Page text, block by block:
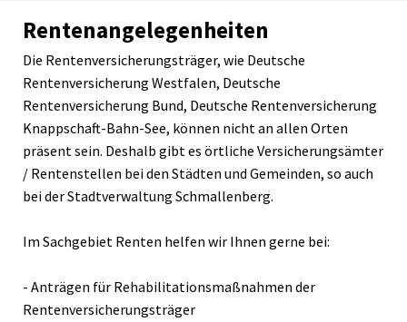
Tourismus
Freizeit & Kultur
Wirtschaft
Rentenangelegenheiten
Die Rentenversicherungsträger, wie Deutsche
Rentenversicherung Westfalen, Deutsche
Rentenversicherung Bund, Deutsche Rentenversicherung
Knappschaft-Bahn-See, können nicht an allen Orten
präsent sein. Deshalb gibt es örtliche Versicherungsämter
/ Rentenstellen bei den Städten und Gemeinden, so auch
bei der Stadtverwaltung Schmallenberg.
Im Sachgebiet Renten helfen wir Ihnen gerne bei:
- Anträgen für Rehabilitationsmaßnahmen der
Rentenversicherungsträger